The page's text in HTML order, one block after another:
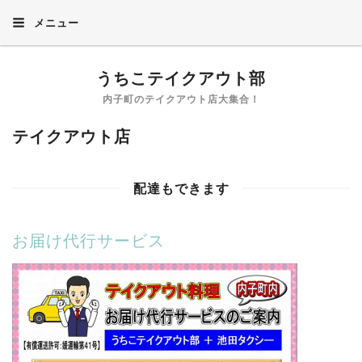
メニュー
うちこテイクアウト部
内子町のテイクアウト店大集合！
テイクアウト店
配達もできます
お届け代行サービス